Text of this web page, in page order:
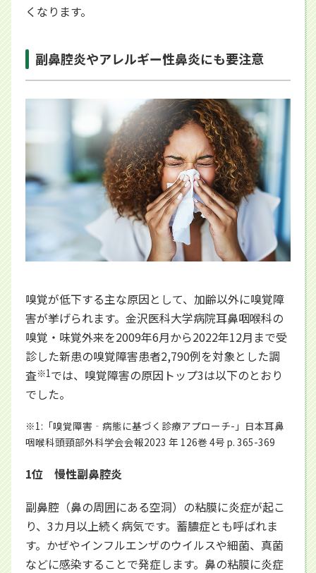
くなります。
副鼻腔炎やアレルギー性鼻炎にも要注意
嗅覚が低下する主な原因として、加齢以外に嗅覚障
害が挙げられます。金沢医科大学病院耳鼻咽喉科の
嗅覚・味覚外来を2009年6月から2022年12月まで受
診した新患の嗅覚障害患者2,790例を対象とした調
査※1 では、嗅覚障害の原因トップ3は以下のとおり
でした。
※1:「嗅覚障害‐病態に基づく診療アプローチ-」日本耳鼻
咽喉科頭頸部外科学会会報2023 年 126巻 4号 p. 365-369
1位 慢性副鼻腔炎
副鼻腔（鼻の周囲にある空洞）の粘膜に炎症が起こ
り、3カ月以上続く病気です。蓄膿症とも呼ばれま
す。かぜやインフルエンザのウイルスや細菌、真菌
などに感染することで発症します。鼻の粘膜に炎症